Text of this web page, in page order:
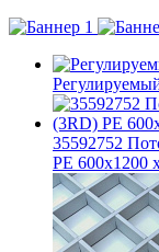
35592752
PE 600x1200